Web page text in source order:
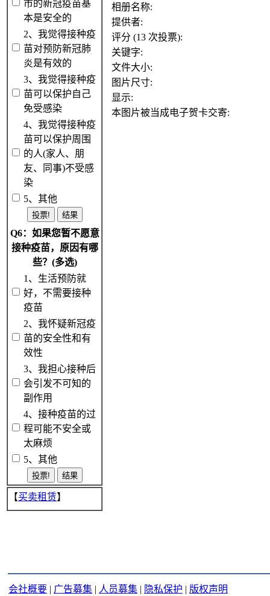
市的新冠疫苗基
本是安全的
2、我觉得接种疫
苗对预防新冠肺
炎是有效的
3、我觉得接种疫
苗可以保护自己
免受感染
4、我觉得接种疫
苗可以保护周围
的人(家人、朋
友、同事)不受感
染
5、其他
Q6：如果您暂不愿意
接种疫苗，原因有哪
些？(多选)
1、生活预防就
好，不需要接种
疫苗
2、我怀疑新冠疫
苗的安全性和有
效性
3、我担心接种后
会引发不可知的
副作用
4、接种疫苗的过
程可能不安全或
太麻烦
5、其他
【买卖租赁】
相册名称:
提供者:
评分 (13 次投票):
关键字:
文件大小:
图片尺寸:
显示:
本图片被当成电子贺卡交寄:
会社概要 | 广告募集 | 人员募集 | 隐私保护 | 版权声明